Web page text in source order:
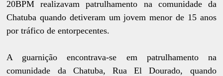
20BPM realizavam patrulhamento na comunidade da
Chatuba quando detiveram um jovem menor de 15 anos
por tráfico de entorpecentes.
A guarnição encontrava-se em patrulhamento na
comunidade da Chatuba, Rua El Dourado, quando